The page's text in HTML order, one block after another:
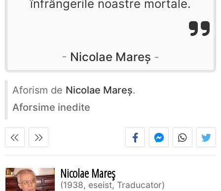
înfrângerile noastre mortale.
Nicolae Mareș
Aforism de Nicolae Mareș.
Aforsime inedite
Nicolae Mareș
1938, eseist, Traducator